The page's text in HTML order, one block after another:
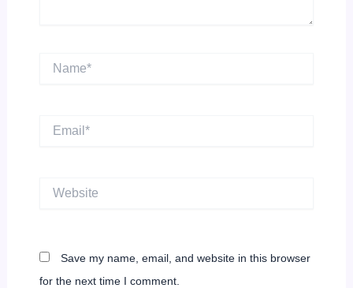
Save my name, email, and website in this browser
for the next time I comment.